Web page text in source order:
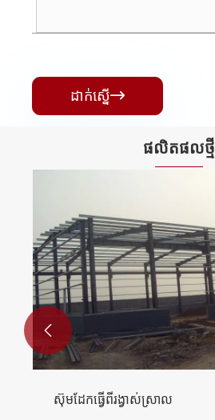
ដាក់ស្នើ
ផលិតផល​ថ្មី
ស៊ុមដែកធ្វើពីរង្វាស់ស្រាល
